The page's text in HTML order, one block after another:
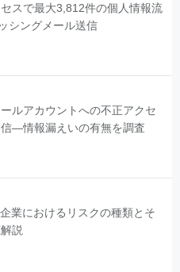
スで最大3,812件の個人情報流
シングメール送信
ルアカウントへの不正アクセ
―情報漏えいの有無を調査
業におけるリスクの種類とそ
説